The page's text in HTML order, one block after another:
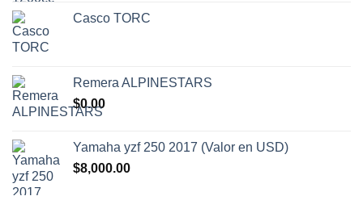
era:
Casco TORC
Remera ALPINESTARS
$0.00
Yamaha yzf 250 2017 (Valor en USD)
$8,000.00